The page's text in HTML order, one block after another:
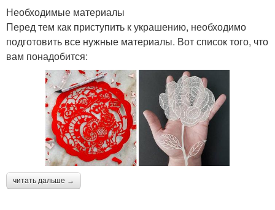
Необходимые материалы
Перед тем как приступить к украшению, необходимо
подготовить все нужные материалы. Вот список того, что
вам понадобится:
читать дальше →